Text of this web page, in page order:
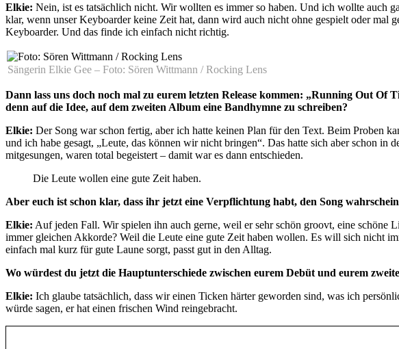
Elkie: Nein, ist es tatsächlich nicht. Wir wollten es immer so haben. Und ich wollte auch
klar, wenn unser Keyboarder keine Zeit hat, dann wird auch nicht ohne gespielt oder mal
Keyboarder. Und das finde ich einfach nicht richtig.
Sängerin Elkie Gee – Foto: Sören Wittmann / Rocking Lens
Dann lass uns doch noch mal zu eurem letzten Release kommen: „Running Out
denn auf die Idee, auf dem zweiten Album eine Bandhymne zu schreiben?
Elkie: Der Song war schon fertig, aber ich hatte keinen Plan für den Text. Beim Proben
und ich habe gesagt, „Leute, das können wir nicht bringen“. Das hatte sich aber schon
mitgesungen, waren total begeistert – damit war es dann entschieden.
Die Leute wollen eine gute Zeit haben.
Aber euch ist schon klar, dass ihr jetzt eine Verpflichtung habt, den Song
Elkie: Auf jeden Fall. Wir spielen ihn auch gerne, weil er sehr schön groovt, eine
immer gleichen Akkorde? Weil die Leute eine gute Zeit haben wollen. Es will sich nicht
einfach mal kurz für gute Laune sorgt, passt gut in den Alltag.
Wo würdest du jetzt die Hauptunterschiede zwischen eurem Debüt und eurem
Elkie: Ich glaube tatsächlich, dass wir einen Ticken härter geworden sind, was ich
würde sagen, er hat einen frischen Wind reingebracht.